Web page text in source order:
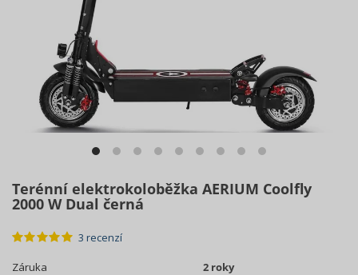
Terénní elektrokoloběžka AERIUM Coolfly
2000 W Dual černá
3 recenzí
Záruka 2 roky